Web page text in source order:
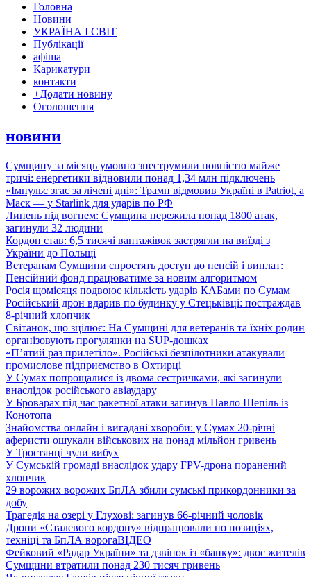
Головна
Новини
УКРАЇНА І СВІТ
Публікації
афіша
Карикатури
контакти
+Додати новину
Оголошення
новини
Сумщину за місяць умовно знеструмили повністю майже
тричі: енергетики відновили понад 1,34 млн підключень
«Імпульс згас за лічені дні»: Трамп відмовив Україні в Patriot, а
Маск — у Starlink для ударів по РФ
Липень під вогнем: Сумщина пережила понад 1800 атак,
загинули 32 людини
Кордон став: 6,5 тисячі вантажівок застрягли на виїзді з
України до Польщі
Ветеранам Сумщини спростять доступ до пенсій і виплат:
Пенсійний фонд працюватиме за новим алгоритмом
Росія щомісяця подвоює кількість ударів КАБами по Сумам
Російський дрон вдарив по будинку у Стецьківці: постраждав
8-річний хлопчик
Світанок, що зцілює: На Сумщині для ветеранів та їхніх родин
організовують прогулянки на SUP-дошках
«П’ятий раз прилетіло». Російські безпілотники атакували
промислове підприємство в Охтирці
У Сумах попрощалися із двома сестричками, які загинули
внаслідок російського авіаудару
У Броварах під час ракетної атаки загинув Павло Шепіль із
Конотопа
Знайомства онлайн і вигадані хвороби: у Сумах 20-річні
аферисти ошукали військових на понад мільйон гривень
У Тростянці чули вибух
У Сумській громаді внаслідок удару FPV-дрона поранений
хлопчик
29 ворожих ворожих БпЛА збили сумські прикордонники за
добу
Трагедія на озері у Глухові: загинув 66-річний чоловік
Дрони «Сталевого кордону» відпрацювали по позиціях,
техніці та БпЛА ворогаВІДЕО
Фейковий «Радар України» та дзвінок із «банку»: двоє жителів
Сумщини втратили понад 230 тисяч гривень